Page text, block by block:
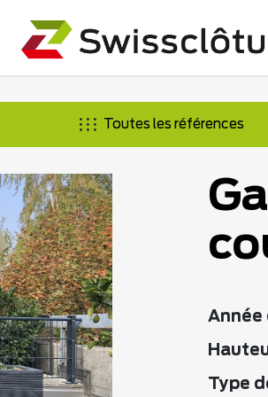
Toutes les références
Année
Type